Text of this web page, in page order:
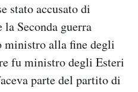
stato accusato di
Seconda guerra
ministro alla fine degli
fu ministro degli Esteri
parte del partito di